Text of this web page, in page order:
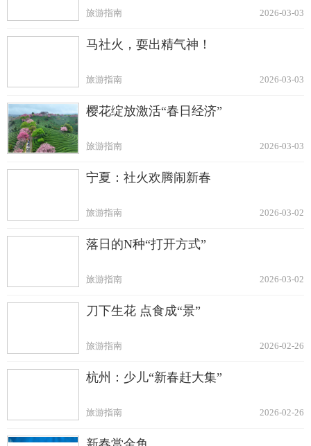
2026-03-03
旅游指南
马社火，耍出精气神！
2026-03-03
旅游指南
樱花绽放激活“春日经济”
2026-03-03
旅游指南
宁夏：社火欢腾闹新春
2026-03-02
旅游指南
落日的N种“打开方式”
2026-03-02
旅游指南
刀下生花 点食成“景”
2026-02-26
旅游指南
杭州：少儿“新春赶大集”
2026-02-26
旅游指南